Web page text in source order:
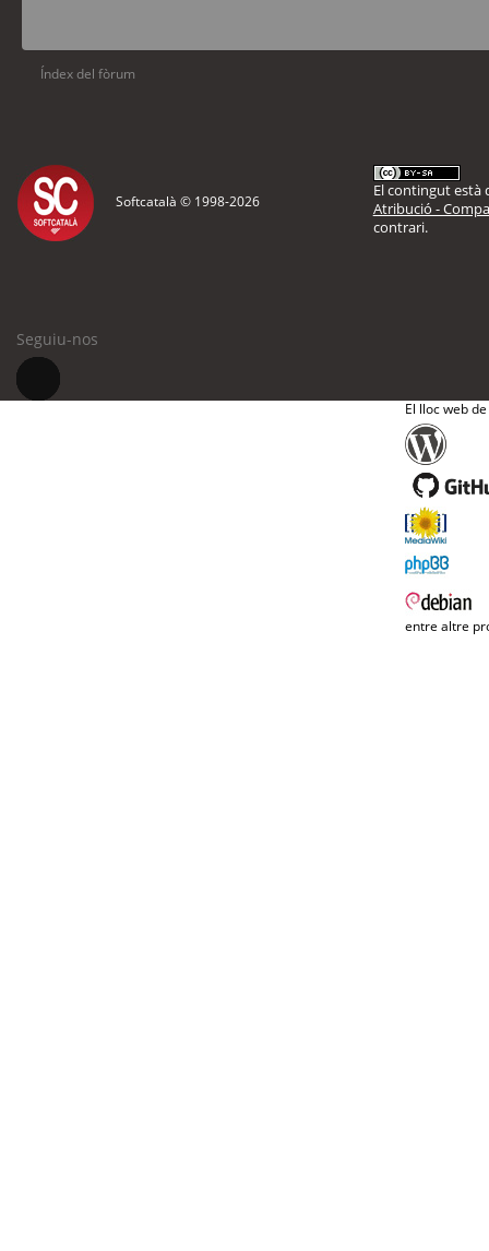
Índex del fòrum
Softcatalà © 1998-2026
El contingut està
Atribució -
contrari.
Seguiu-nos
El lloc web
entre altre